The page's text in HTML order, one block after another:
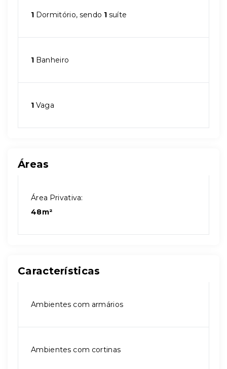
1 Dormitório, sendo 1 suíte
1 Banheiro
1 Vaga
Áreas
Área Privativa:
48m²
Características
Ambientes com armários
Ambientes com cortinas